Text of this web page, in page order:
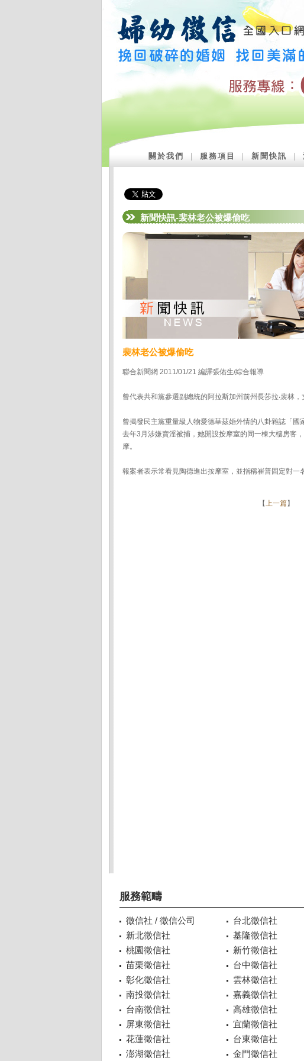
關於我們 服務項目 新聞快訊
新聞快訊-裴林老公被爆偷吃
裴林老公被爆偷吃
聯合新聞網 2011/01/21 編譯張佑生/綜合報導
曾代表共和黨參選副總統的阿拉斯加州前州長莎拉‧裴林，
曾揭發民主黨重量級人物愛德華茲婚外情的八卦雜誌「
去年3月涉嫌賣淫被捕，她開設按摩室的同一棟大樓房客
摩。
報案者表示常看見陶德進出按摩室，並指稱崔普固定對一
【上一篇】
服務範疇
徵信社 / 徵信公司
台北徵信社
新北徵信社
基隆徵信社
桃園徵信社
新竹徵信社
苗栗徵信社
台中徵信社
彰化徵信社
雲林徵信社
南投徵信社
嘉義徵信社
台南徵信社
高雄徵信社
屏東徵信社
宜蘭徵信社
花蓮徵信社
台東徵信社
澎湖徵信社
金門徵信社